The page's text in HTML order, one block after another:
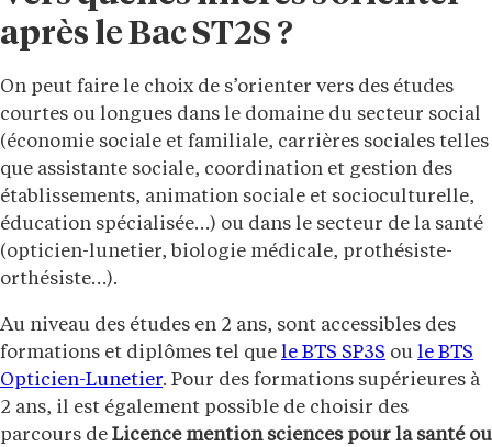
après le Bac ST2S ?
On peut faire le choix de s’orienter vers des études
courtes ou longues dans le domaine du secteur social
(économie sociale et familiale, carrières sociales telles
que assistante sociale, coordination et gestion des
établissements, animation sociale et socioculturelle,
éducation spécialisée…) ou dans le secteur de la santé
(opticien-lunetier, biologie médicale, prothésiste-
orthésiste…).
Au niveau des études en 2 ans, sont accessibles des
formations et diplômes tel que le BTS SP3S ou le BTS
Opticien-Lunetier. Pour des formations supérieures à
2 ans, il est également possible de choisir des
parcours de Licence mention sciences pour la santé ou